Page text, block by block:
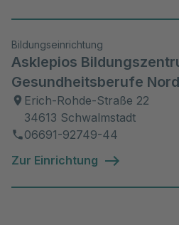
Bildungseinrichtung
Asklepios
Gesundheitsberufe
Erich-Rohde-Straße 22
34613 Schwalmstadt
06691-92749-44
Zur Einrichtung